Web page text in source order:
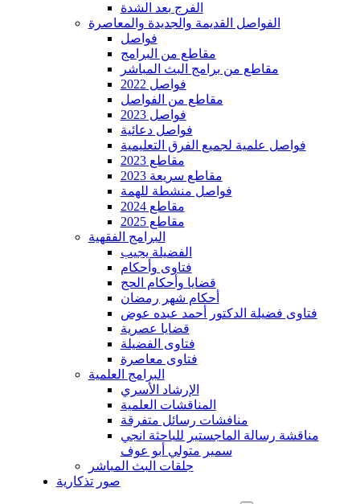
الفرج بعد الشدة
الفواصل القديمة والجديدة والمعاصرة
فواصل
مقاطع من البرامج
مقاطع من برامج البث المباشر
فواصل 2022
مقاطع من الفواصل
فواصل 2023
فواصل دعائية
فواصل علمية لجميع الفرق التعليمية
مقاطع 2023
مقاطع سريعة 2023
فواصل منشطة للهمة
مقاطع 2024
مقاطع 2025
البرامج الفقهية
الفضيلة يجيب
فتاوى وأحكام
قضايا وأحكام الحج
أحكام شهر رمضان
فتاوى فضيلة الدكتور أحمد عبده عوض
قضايا عصرية
فتاوى الفضيلة
فتاوى معاصرة
البرامج العلمية
الإرشاد الأسري
المناقشات العلمية
منافشات رسائل متفرقة
مناقشة رسالة الماجستير للباحثة انجي
سمير متولي أبو عوف
جلقات البث المباشر
صور تذكارية